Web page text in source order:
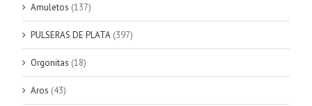
Amuletos (137)
PULSERAS DE PLATA (397)
Orgonitas (18)
Aros (43)